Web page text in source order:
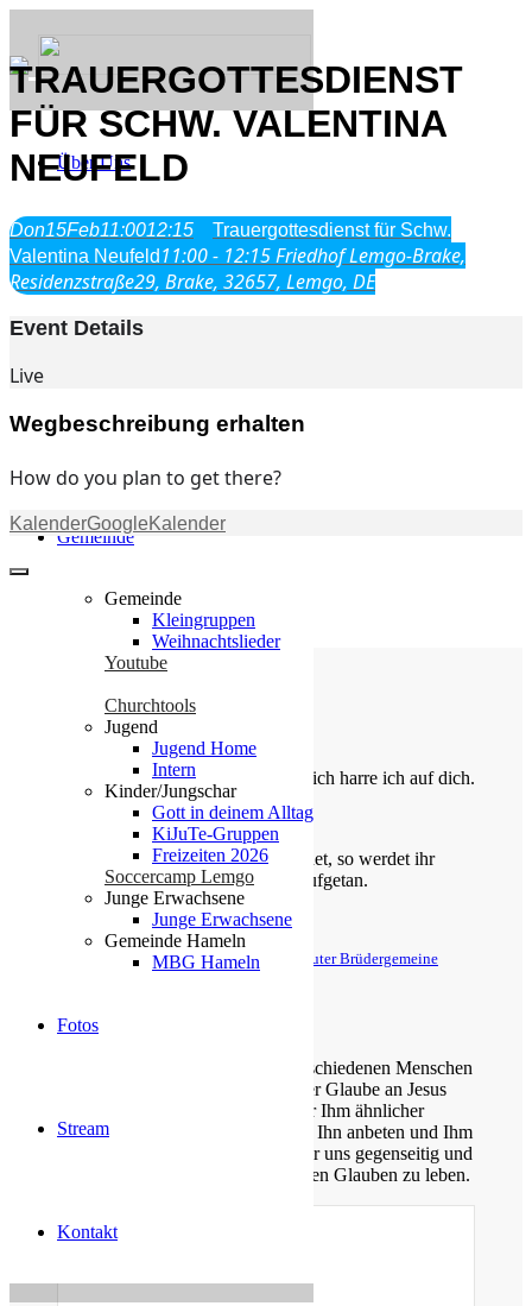
Über Uns
Was wir glauben
Jesus Christus
Geschichte
Neu hier
Veranstaltungen
Gemeinde
Gemeinde
Kleingruppen
Weihnachtslieder
Youtube
Churchtools
Jugend
Jugend Home
Intern
Kinder/Jungschar
Gott in deinem Alltag
KiJuTe-Gruppen
Freizeiten 2026
Soccercamp Lemgo
Junge Erwachsene
Junge Erwachsene
Gemeinde Hameln
MBG Hameln
Fotos
Stream
Kontakt
TRAUERGOTTESDIENST
FÜR SCHW. VALENTINA
NEUFELD
Don15Feb11:0012:15
Trauergottesdienst für Schw.
Valentina Neufeld 11:00 - 12:15Friedhof Lemgo-Brake,
Residenzstraße29, Brake, 32657, Lemgo, DE
Event Details
Live
Wegbeschreibung erhalten
How do you plan to get there?
KalenderGoogleKalender
Die Losung von heute
Du bist der Gott, der mir hilft; täglich harre ich auf dich.
Psalm 25,5
Bittet, so wird euch gegeben; suchet, so werdet ihr
finden; klopfet an, so wird euch aufgetan.
Matthäus 7,7
© Evangelische Brüder-Unität – Herrnhuter Brüdergemeine
Weitere Informationen finden Sie hier
Über uns
Unsere Gemeinde besteht aus verschiedenen Menschen
jeden Alters, die eins verbindet: der Glaube an Jesus
Christus. Gemeinsam möchten wir Ihm ähnlicher
werden, Sein Wort kennen lernen, Ihn anbeten und Ihm
nachfolgen. Dabei unterstützen wir uns gegenseitig und
ermutigen uns auch im Alltag diesen Glauben zu leben.